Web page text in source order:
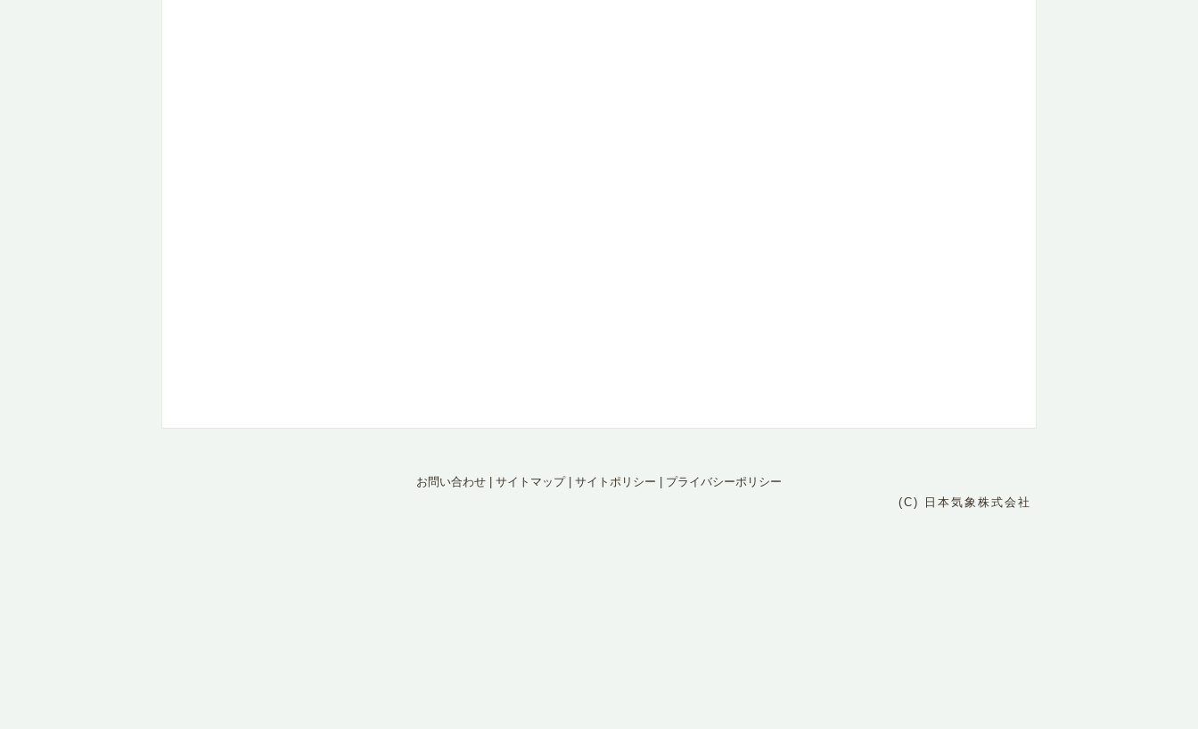
お問い合わせ サイトマップ| サイトポリシー
プライバシーポリシー
(C) 日本気象株式会社